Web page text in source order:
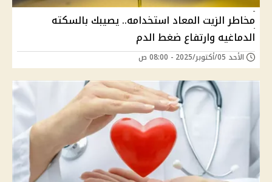
مخاطر الزيت المعاد استخدامه.. يصيبك بالسكته
الدماغيه وارتفاع ضغط الدم
الأحد 05/أكتوبر/2025 - 08:00 ص